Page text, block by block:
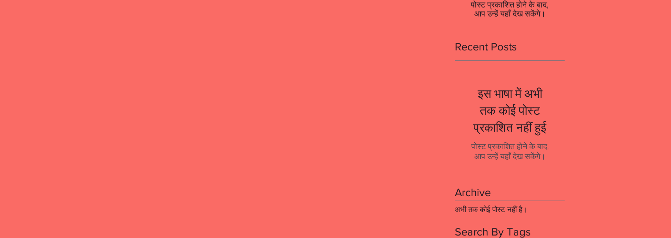
पोस्ट प्रकाशित होने के बाद,
आप उन्हें यहाँ देख सकेंगे।
Recent Posts
इस भाषा में अभी
तक कोई पोस्ट
प्रकाशित नहीं हुई
पोस्ट प्रकाशित होने के बाद,
आप उन्हें यहाँ देख सकेंगे।
Archive
अभी तक कोई पोस्ट नहीं है।
Search By Tags